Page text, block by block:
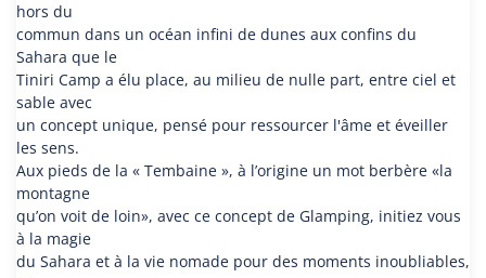
hors du
commun dans un océan infini de dunes aux confins du
Sahara que le
Tiniri Camp a élu place, au milieu de nulle part, entre ciel et
sable avec
un concept unique, pensé pour ressourcer l'âme et éveiller
les sens.
Aux pieds de la « Tembaine », à l’origine un mot berbère «la
montagne
qu’on voit de loin», avec ce concept de Glamping, initiez vous
à la magie
du Sahara et à la vie nomade pour des moments inoubliables,